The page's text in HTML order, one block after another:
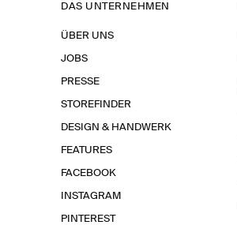
DAS UNTERNEHMEN
ÜBER UNS
JOBS
PRESSE
STOREFINDER
DESIGN & HANDWERK
FEATURES
FACEBOOK
INSTAGRAM
PINTEREST